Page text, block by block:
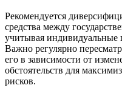
Рекомендуется
средства между
учитывая индивидуальные
Важно регулярно
его в зависимости от
обстоятельств для
рисков.